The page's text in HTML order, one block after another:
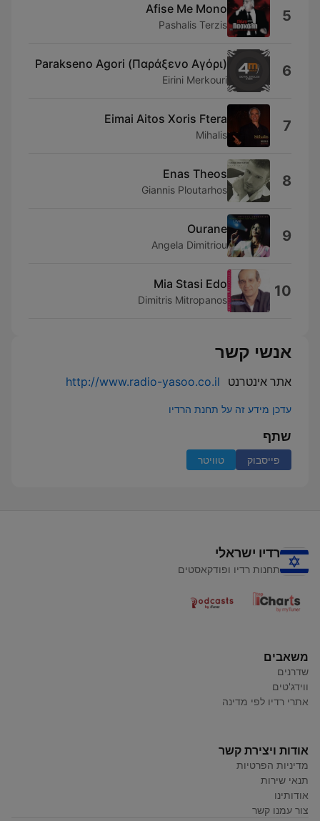
5
Afise Me Mono
Pashalis Terzis
6
Parakseno Agori (Παράξενο Αγόρι)
Eirini Merkouri
7
Eimai Aitos Xoris Ftera
Mihalis
8
Enas Theos
Giannis Ploutarhos
9
Ourane
Angela Dimitriou
10
Mia Stasi Edo
Dimitris Mitropanos
אנשי קשר
אתר אינטרנט http://www.radio-yasoo.co.il
עדכן מידע זה על תחנת הרדיו
שתף
פייסבוק טוויטר
רדיו ישראלי
תחנות רדיו ופודקאסטים
משאבים
שדרנים
ווידג'טים
אתרי רדיו לפי מדינה
אודות ויצירת קשר
מדיניות הפרטיות
תנאי שירות
אודותינו
צור עמנו קשר